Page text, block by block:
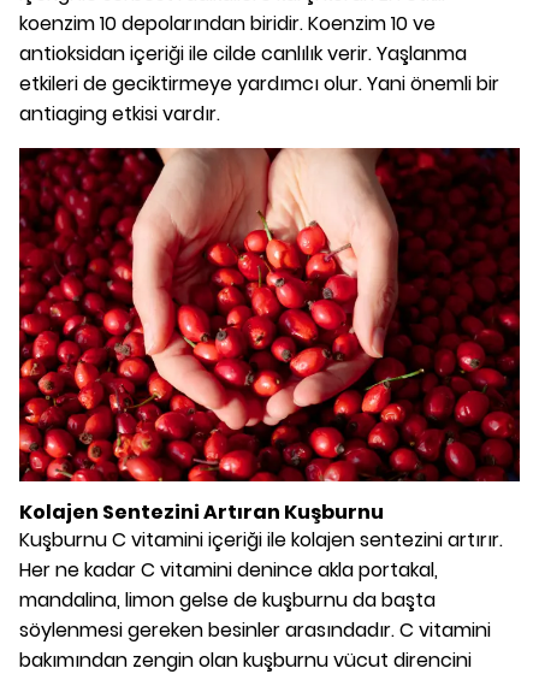
koenzim 10 depolarından biridir. Koenzim 10 ve
antioksidan içeriği ile cilde canlılık verir. Yaşlanma
etkileri de geciktirmeye yardımcı olur. Yani önemli bir
antiaging etkisi vardır.
Kolajen Sentezini Artıran Kuşburnu
Kuşburnu C vitamini içeriği ile kolajen sentezini artırır.
Her ne kadar C vitamini denince akla portakal,
mandalina, limon gelse de kuşburnu da başta
söylenmesi gereken besinler arasındadır. C vitamini
bakımından zengin olan kuşburnu vücut direncini